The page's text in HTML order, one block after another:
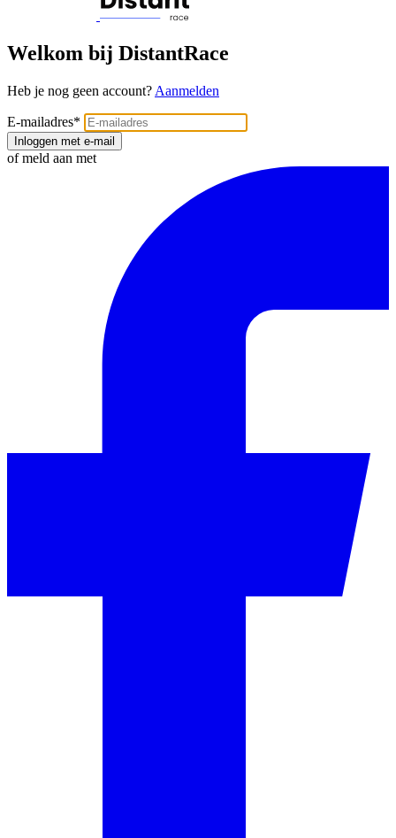
Welkom bij DistantRace
Heb je nog geen account? Aanmelden
E-mailadres*
Inloggen met e-mail
of meld aan met